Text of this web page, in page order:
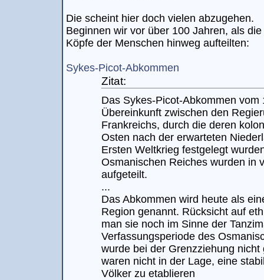
Die scheint hier doch vielen abzugehen.
Beginnen wir vor über 100 Jahren, als
Köpfe der Menschen hinweg aufteilten:
Sykes-Picot-Abkommen
Zitat:
Das Sykes-Picot-Abkommen
Übereinkunft zwischen den
Frankreichs, durch die deren
Osten nach der erwarteten
Ersten Weltkrieg festgelegt
Osmanischen Reiches wurden in
aufgeteilt.
...
Das Abkommen wird heute als
Region genannt. Rücksicht auf
man sie noch im Sinne der
Verfassungsperiode des
wurde bei der Grenzziehung
waren nicht in der Lage, eine
Völker zu etablieren